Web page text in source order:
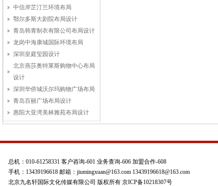
中信岸芷汀兰环境布局
鄂尔多斯大剧院布局设计
青岛韩青制衣有限公司布局设计
龙岗中海康城国际环境布局
深圳皇庭玺园设计
北京燕莎奥特莱斯购物中心布局
设计
深圳华侨城沃尔玛购物广场布局
青岛百丽广场布局设计
惠阳大亚湾美林雅苑布局设计
总机：010-61258331 客户咨询-601 业务查询-606 加盟合作-608
手机：13439196618 邮箱：jiumingxuan@163.com 13439196618@163.com
北京九名轩国际文化传媒有限公司 版权所有 京ICP备10218307号